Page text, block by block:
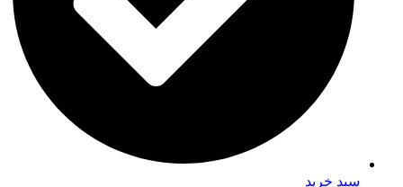
سبد خرید